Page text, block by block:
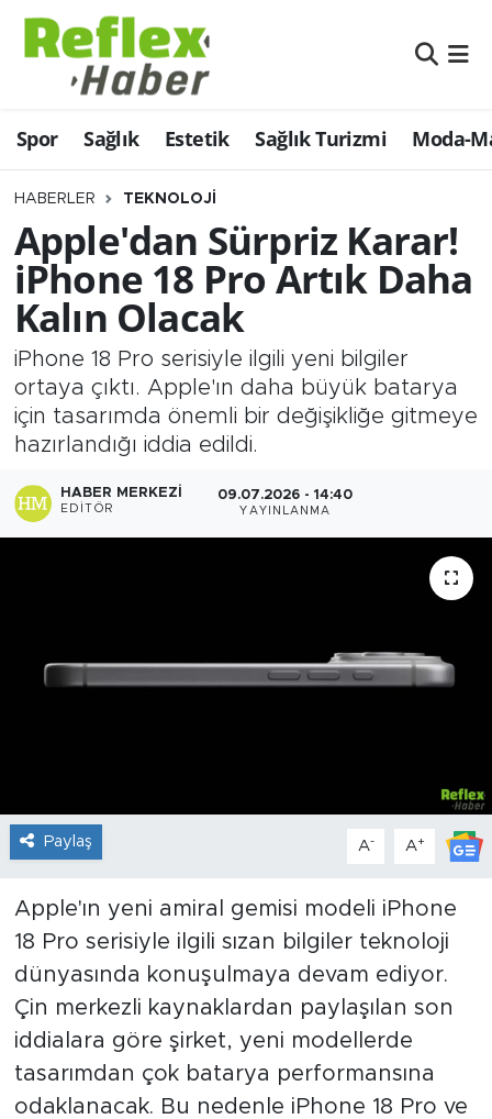
Spor Sağlık Estetik Sağlık Turizmi Moda-
HABERLER TEKNOLOJI
Apple'dan Sürpriz Karar!
iPhone 18 Pro Artık Daha
Kalın Olacak
iPhone 18 Pro serisiyle ilgili yeni bilgiler
ortaya çıktı. Apple'ın daha büyük batarya
için tasarımda önemli bir değişikliğe gitmeye
hazırlandığı iddia edildi.
HABER MERKEZI
EDITÖR
09.07.2026 - 14:40
YAYINLANMA
Paylaş A- A+
Apple'ın yeni amiral gemisi modeli iPhone
18 Pro serisiyle ilgili sızan bilgiler teknoloji
dünyasında konuşulmaya devam ediyor.
Çin merkezli kaynaklardan paylaşılan son
iddialara göre şirket, yeni modellerde
tasarımdan çok batarya performansına
odaklanacak. Bu nedenle iPhone 18 Pro ve
Eğitim
Estetik
Firmalardan
Güncel
İş ve Ekonomi
Moda-Magazin-Eğlence
Sağlık
Nöbetçi Eczaneler
Hava Durumu
Namaz Vakitleri
Trafik Durumu
Şampiyonlar Ligi Puan Durumu ve Fikstür
Tüm Manşetler
Son Dakika Haberleri